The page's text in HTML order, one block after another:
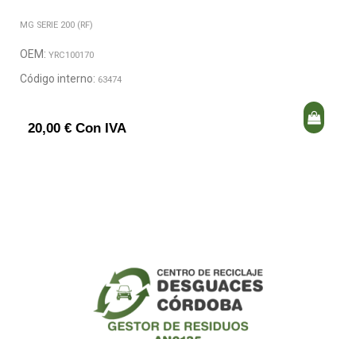
MG SERIE 200 (RF)
OEM: YRC100170
Código interno: 63474
20,00 € Con IVA